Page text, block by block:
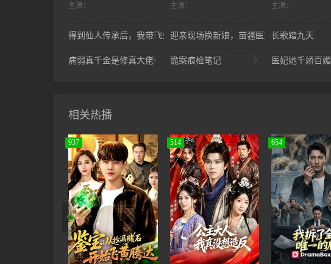
主演： 主演： 主演：
得到仙人传承后，我带飞全家迎亲现场换新娘，苗疆医女不好惹
长歌踏九天
病弱真千金是修真大佬 诡案痕检笔记 医妃她千娇百媚
相关热播
937 514 654